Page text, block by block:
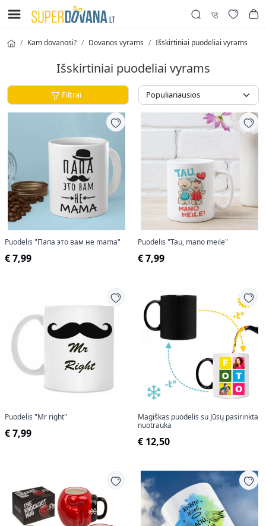
Kam dovanosi? Dovanos vyrams Išskirtiniai puodeliai vyrams
Išskirtiniai puodeliai vyrams
Filtrai
Puodelis "Папа это вам не mama"
€ 7,99
Puodelis "Tau, mano meile"
€ 7,99
Puodelis "Mr right"
€ 7,99
Magiškas puodelis su Jūsų pasirinkta
nuotrauka
€ 12,50